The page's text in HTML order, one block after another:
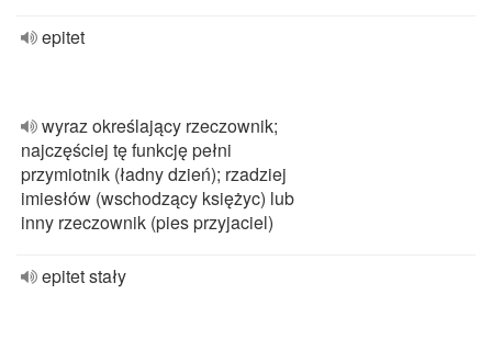
epitet
wyraz określający rzeczownik;
najczęściej tę funkcję pełni
przymiotnik (ładny dzień); rzadziej
imiesłów (wschodzący księżyc) lub
inny rzeczownik (pies przyjaciel)
epitet stały